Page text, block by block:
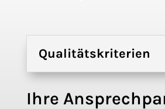
Qualitätskriterien
Ihre